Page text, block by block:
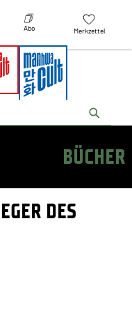
Abo Merkzettel
BÜCHER
DES